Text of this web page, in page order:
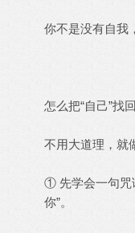
你不是没有自我
怎么把“自己”找
不用大道理，就
① 先学会一句咒
你”。